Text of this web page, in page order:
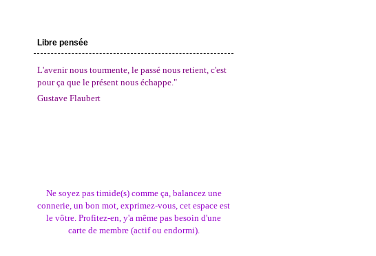
Libre pensée
L'avenir nous tourmente, le passé nous retient, c'est
pour ça que le présent nous échappe."
Gustave Flaubert
Ne soyez pas timide(s) comme ça, balancez une
connerie, un bon mot, exprimez-vous, cet espace est
le vôtre. Profitez-en, y'a même pas besoin d'une
carte de membre (actif ou endormi).